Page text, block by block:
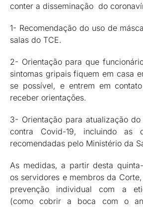
conter a disseminação do
1- Recomendação do uso de
salas do TCE.
2- Orientação para que
sintomas gripais fiquem em casa
se possível, e entrem em
receber orientações.
3- Orientação para atualização
contra Covid-19, incluindo as
recomendadas pelo Ministério da
As medidas, a partir desta
os servidores e membros da
prevenção individual com a
(como cobrir a boca com o